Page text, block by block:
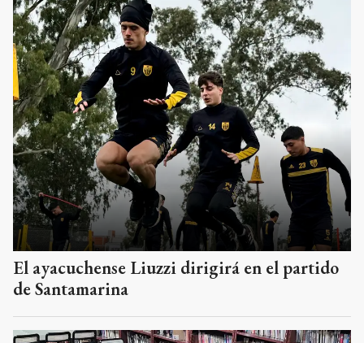
El ayacuchense Liuzzi dirigirá en el partido
de Santamarina